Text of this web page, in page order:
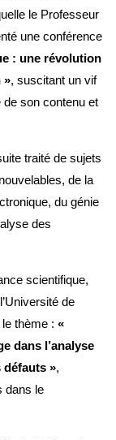
le Professeur
une conférence
: une révolution
», suscitant un vif
son contenu et
traité de sujets
de la
du génie
des
scientifique,
de
thème : «
dans l’analyse
défauts »,
dans le